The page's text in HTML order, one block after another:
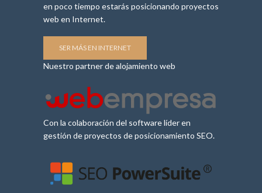
en poco tiempo estarás posicionando proyectos
web en Internet.
SER MÁS EN INTERNET
Nuestro partner de alojamiento web
Con la colaboración del software líder en
gestión de proyectos de posicionamiento SEO.